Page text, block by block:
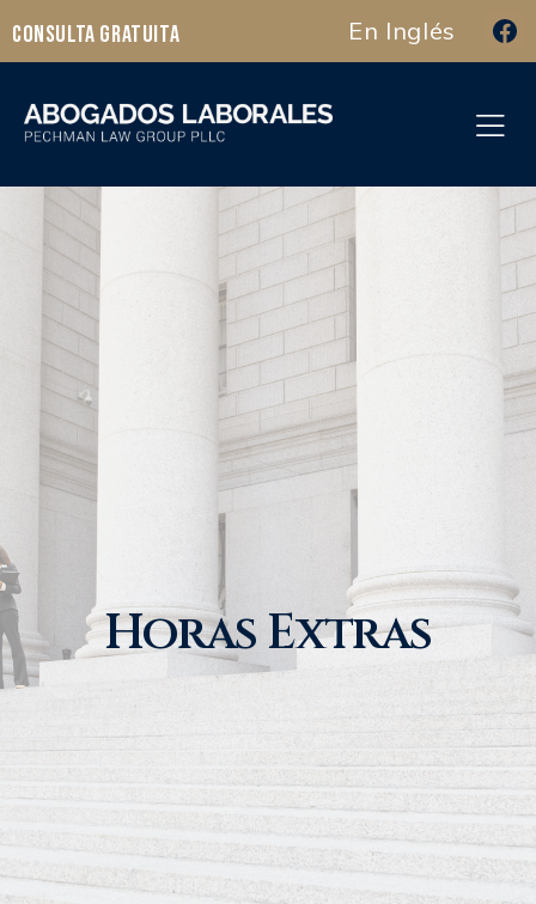
Consulta Gratuita En Inglés
Horas Extras